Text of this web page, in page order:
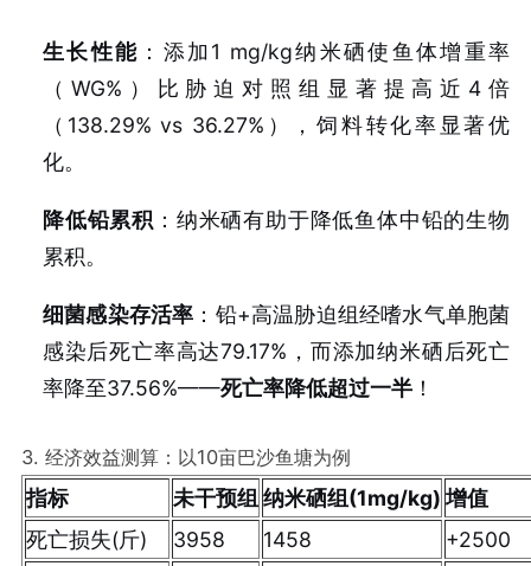
生长性能 ：添加1 mg/kg纳米硒使鱼体增重率
（WG%）比胁迫对照组显著提高近4倍
（138.29% vs 36.27%），饲料转化率显著优
化。
降低铅累积 ：纳米硒有助于降低鱼体中铅的生物
累积。
细菌感染存活率 ：铅+高温胁迫组经嗜水气单胞菌
感染后死亡率高达79.17%，而添加纳米硒后死亡
率降至37.56%——死亡率降低超过一半！
3. 经济效益测算：以10亩巴沙鱼塘为例
指标 未干预组 纳米硒组(1mg/kg) 增值
死亡损失(斤)
3958 1458
+2500